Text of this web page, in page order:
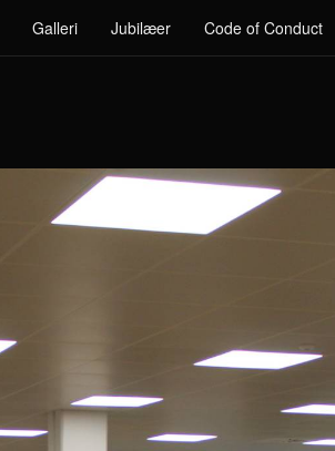
Galleri Jubilæer Code of Conduct